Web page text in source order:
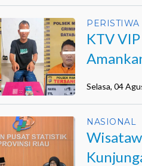
PERISTIWA
KTV
Selasa, 04
NASIONAL